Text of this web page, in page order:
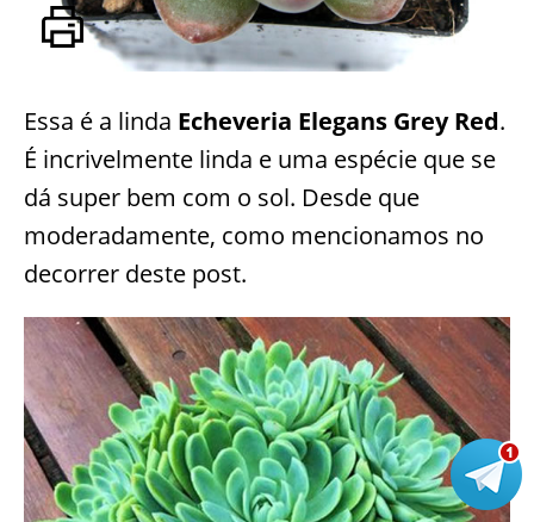
Essa é a linda Echeveria Elegans Grey Red.
É incrivelmente linda e uma espécie que se
dá super bem com o sol. Desde que
moderadamente, como mencionamos no
decorrer deste post.